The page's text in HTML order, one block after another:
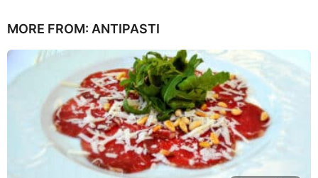
n
i
a
g
o
MORE FROM: ANTIPASTI